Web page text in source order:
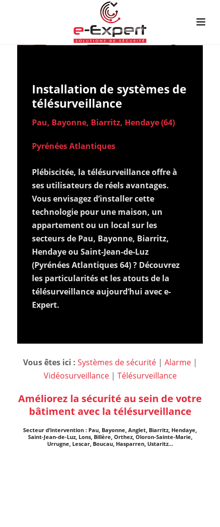
Installation de systèmes de
télésurveillance
Pau, Bayonne, Biarritz, Hendaye (64)
Pyrénées Atlantiques
Plébiscitée, la télésurveillance offre à
ses utilisateurs de réels avantages.
Vous envisagez d’installer cette
technologie pour une maison, un
appartement ou un local sur les
secteurs de Pau, Bayonne, Biarritz,
Hendaye ou Saint-Jean-de-Luz
(Pyrénées Atlantiques 64) ? Découvrez
les particularités et les atouts de la
télésurveillance aujourd’hui avec e-
Expert.
Vous êtes ici : Systèmes de sécurité| Alarme|
Vidéosurveillance| Télésurveillance
Améliorez la sécurité au sein de votre
bâtiment avec la télésurveillance
Secteur d’intervention : Pau, Bayonne, Anglet, Biarritz, Hendaye,
Saint-Jean-de-Luz, Lons, Billère, Orthez, Oloron-Sainte-Marie,
Urrugne, Lescar, Boucau, Hasparren, Ustaritz…